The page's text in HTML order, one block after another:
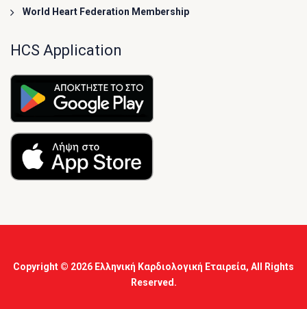
World Heart Federation Membership
HCS Application
Copyright © 2026 Ελληνική Καρδιολογική Εταιρεία, All Rights
Reserved.